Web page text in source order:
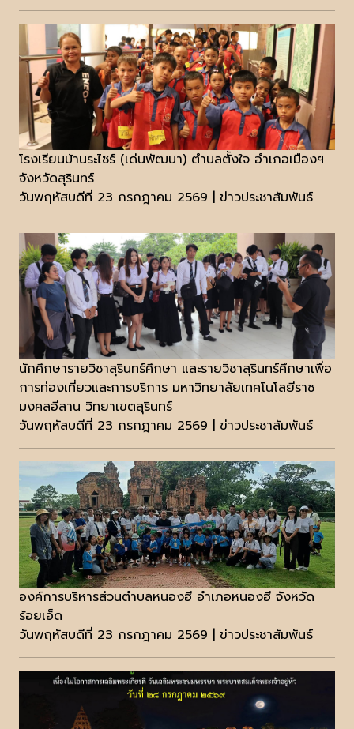
โรงเรียนบ้านระไซร์ (เด่นพัฒนา) ตำบลตั้งใจ อำเภอเมืองฯ
จังหวัดสุรินทร์
วันพฤหัสบดีที่ 23 กรกฎาคม 2569 | ข่าวประชาสัมพันธ์
นักศึกษารายวิชาสุรินทร์ศึกษา และรายวิชาสุรินทร์ศึกษาเพื่อ
การท่องเที่ยวและการบริการ มหาวิทยาลัยเทคโนโลยีราช
มงคลอีสาน วิทยาเขตสุรินทร์
วันพฤหัสบดีที่ 23 กรกฎาคม 2569 | ข่าวประชาสัมพันธ์
องค์การบริหารส่วนตำบลหนองฮี อำเภอหนองฮี จังหวัด
ร้อยเอ็ด
วันพฤหัสบดีที่ 23 กรกฎาคม 2569 | ข่าวประชาสัมพันธ์